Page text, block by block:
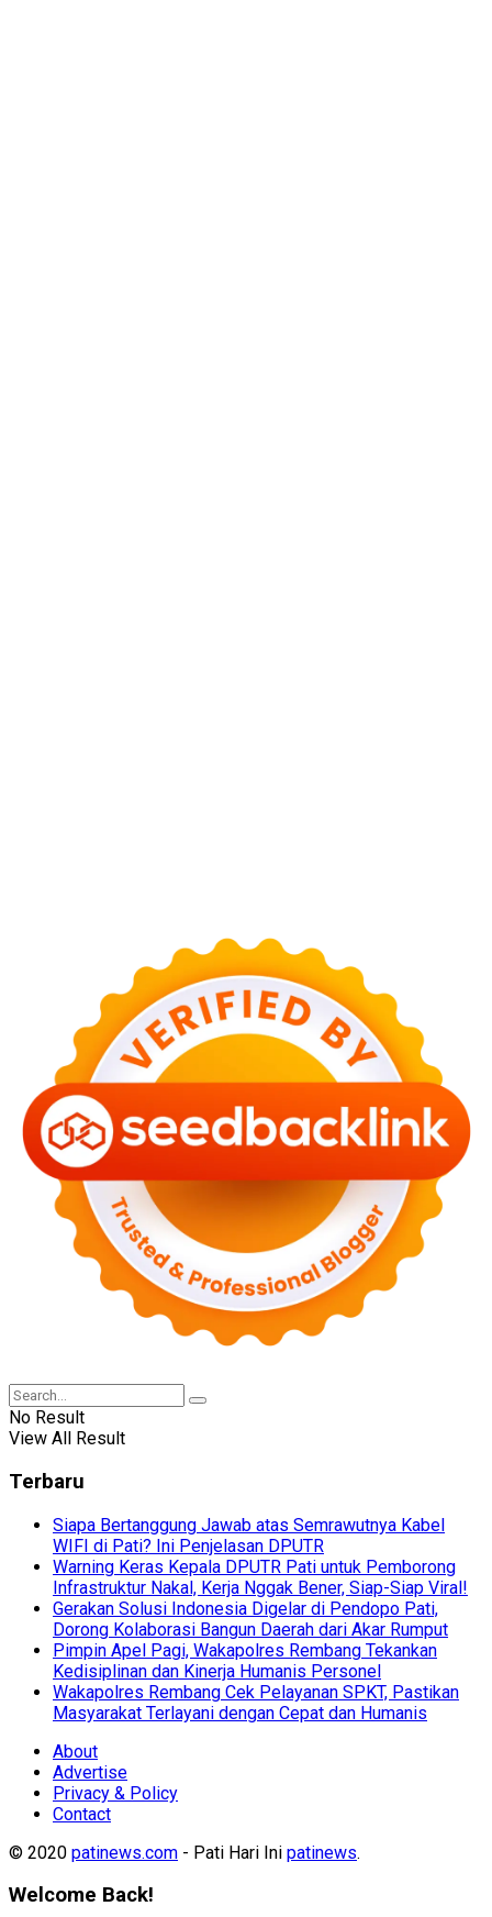
No Result
View All Result
Terbaru
Siapa Bertanggung Jawab atas Semrawutnya Kabel
WIFI di Pati? Ini Penjelasan DPUTR
Warning Keras Kepala DPUTR Pati untuk Pemborong
Infrastruktur Nakal, Kerja Nggak Bener, Siap-Siap Viral!
Gerakan Solusi Indonesia Digelar di Pendopo Pati,
Dorong Kolaborasi Bangun Daerah dari Akar Rumput
Pimpin Apel Pagi, Wakapolres Rembang Tekankan
Kedisiplinan dan Kinerja Humanis Personel
Wakapolres Rembang Cek Pelayanan SPKT, Pastikan
Masyarakat Terlayani dengan Cepat dan Humanis
About
Advertise
Privacy & Policy
Contact
© 2020 patinews.com - Pati Hari Ini patinews.
Welcome Back!